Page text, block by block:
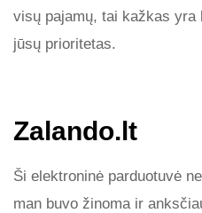
visų pajamų, tai kažkas yra
jūsų prioritetas.
Zalando.lt
Ši elektroninė parduotuvė
man buvo žinoma ir